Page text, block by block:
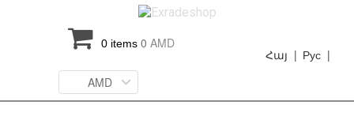
0 items 0 AMD
Рус |
Հայ |
AMD